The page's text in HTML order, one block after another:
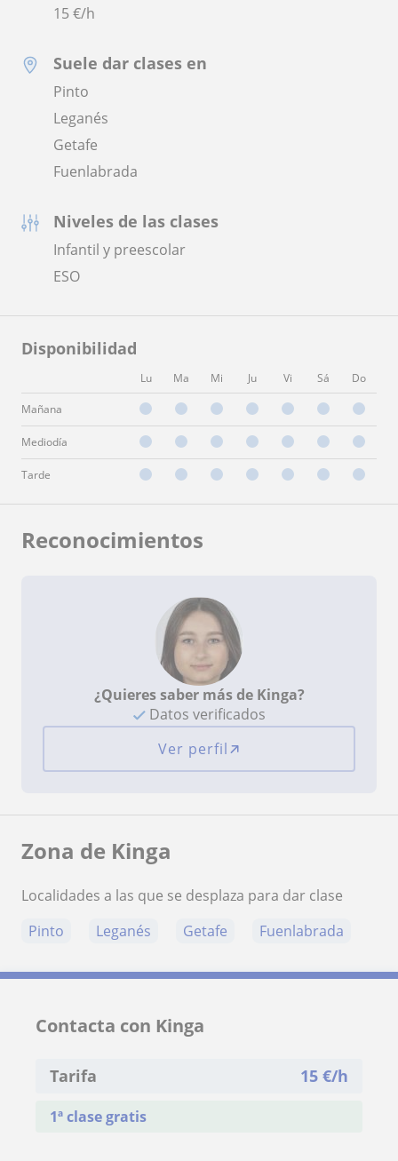
15€/h
Suele dar clases en
Pinto
Leganés
Getafe
Fuenlabrada
Niveles de las clases
Infantil y preescolar
ESO
Disponibilidad
Lu Ma Mi Ju Vi Sá Do
Mañana
Mediodía
Tarde
Reconocimientos
¿Quieres saber más de Kinga?
Datos verificados
Ver perfil
Zona de Kinga
Localidades a las que se desplaza para dar clase
Pinto
Leganés Getafe Fuenlabrada
Contacta con Kinga
Tarifa 15 €/h
1ª clase gratis